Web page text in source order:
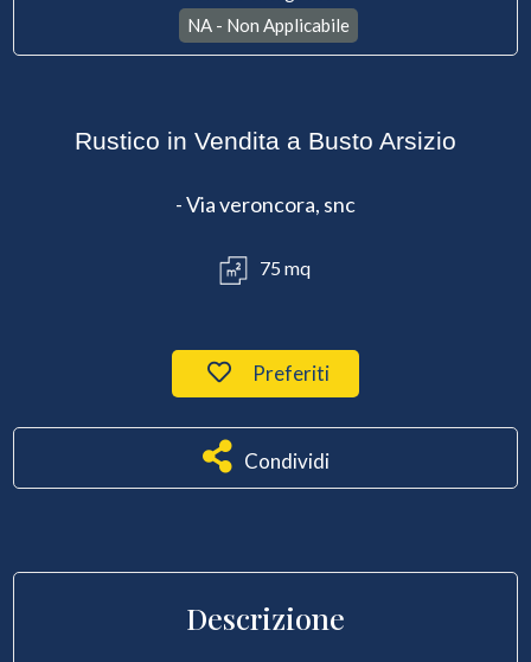
NA - Non Applicabile
Rustico in Vendita a Busto Arsizio
- Via veroncora, snc
75 mq
Preferiti
Condividi
Descrizione